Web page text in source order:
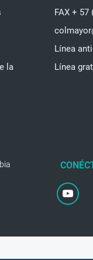
la
FAX + 57
Línea
Línea